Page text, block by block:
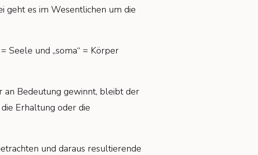
geht es im Wesentlichen um die
Seele und „soma“ = Körper
an Bedeutung gewinnt, bleibt der
Erhaltung oder die
und daraus resultierende